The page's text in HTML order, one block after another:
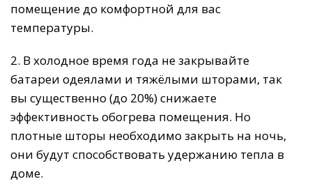
помещение до комфортной для вас
температуры.
2. В холодное время года не закрывайте
батареи одеялами и тяжёлыми шторами, так
вы существенно (до 20%) снижаете
эффективность обогрева помещения. Но
плотные шторы необходимо закрыть на ночь,
они будут способствовать удержанию тепла в
доме.